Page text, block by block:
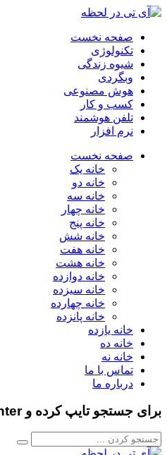
صفحه نخست
تکنولوژی
شیوه زندگی
وبگردی
هوش مصنوعی
کسب و کار
تلفن هوشمند
نرم افزار
صفحه نخست
خانه یک
خانه دو
خانه سه
خانه چهار
خانه پنج
خانه شش
خانه هفت
خانه هشت
خانه دوازده
خانه سیزده
خانه چهارده
خانه پانزده
خانه یازده
خانه ده
خانه نه
تماس با ما
درباره ما
برای جستجو تایپ کرده و Enter را بزنید